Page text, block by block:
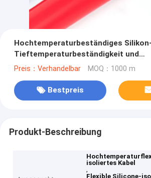
Hochtemperaturbeständiges
Tieftemperaturbeständigkeit und
Anpassungsoptionen
Preis：Verhandelbar MOQ：1000 m
Bestpreis
Produkt-Beschreibung
isoliertes Kabel
,
Flexible Silicone-